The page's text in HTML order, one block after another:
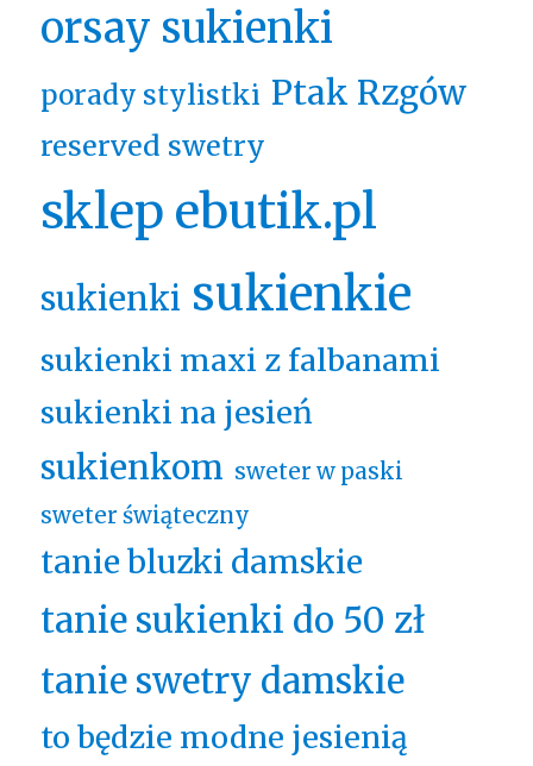
orsay sukienki
porady stylistki Ptak Rzgów
reserved swetry
sklep ebutik.pl
sukienki sukienkie
sukienki maxi z falbanami
sukienki na jesień
sukienkom sweter w paski
sweter świąteczny
tanie bluzki damskie
tanie sukienki do 50 zł
tanie swetry damskie
to będzie modne jesienią